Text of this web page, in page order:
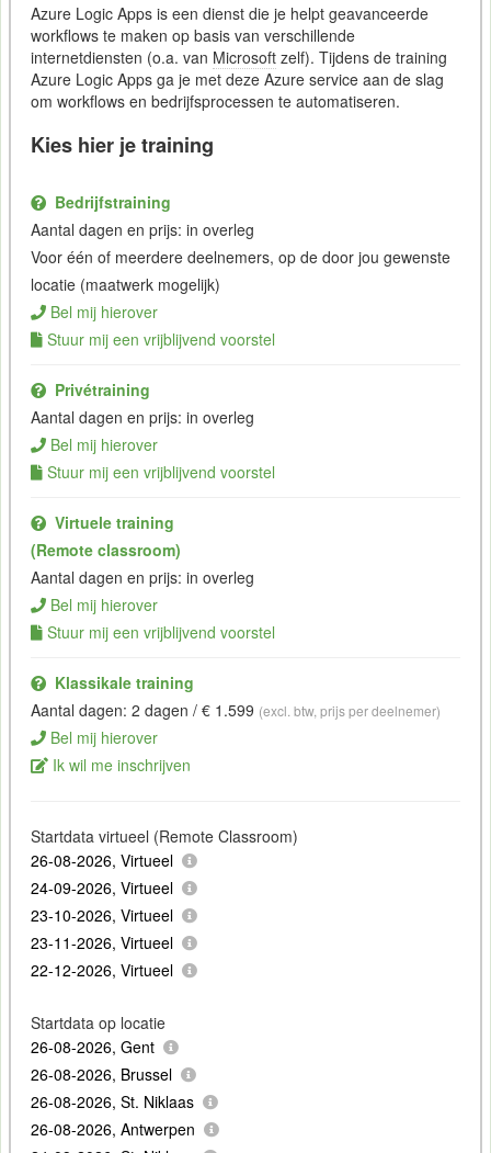
Azure Logic Apps is een dienst die je helpt geavanceerde
workflows te maken op basis van verschillende
internetdiensten (o.a. van Microsoftzelf). Tijdens de training
Azure Logic Apps ga je met deze Azure service aan de slag
om workflows en bedrijfsprocessen te automatiseren.
Kies hier je training
Bedrijfstraining
Aantal dagen en prijs: in overleg
Voor één of meerdere deelnemers, op de door jou gewenste
locatie (maatwerk mogelijk)
Bel mij hierover
Stuur mij een vrijblijvend voorstel
Privétraining
Aantal dagen en prijs: in overleg
Bel mij hierover
Stuur mij een vrijblijvend voorstel
Virtuele training
(Remote classroom)
Aantal dagen en prijs: in overleg
Bel mij hierover
Stuur mij een vrijblijvend voorstel
Klassikale training
Aantal dagen: 2 dagen / € 1.599 (excl. btw, prijs per deelnemer)
Bel mij hierover
Ik wil me inschrijven
Startdata virtueel (Remote Classroom)
26-08-2026, Virtueel
24-09-2026, Virtueel
23-10-2026, Virtueel
23-11-2026, Virtueel
22-12-2026, Virtueel
Startdata op locatie
26-08-2026, Gent
26-08-2026, Brussel
26-08-2026, St. Niklaas
26-08-2026, Antwerpen